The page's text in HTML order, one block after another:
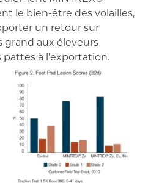
le bien-être des volailles,
un retour sur
aux éleveurs
à l’exportation.